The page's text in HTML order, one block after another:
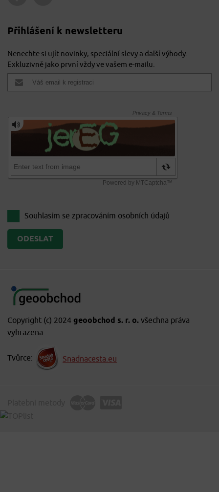
Přihlášení k newsletteru
Nenechte si ujít novinky, speciální slevy a další výhody.
Exkluzivně jako první vždy ve vašem e-mailu.
Souhlasím se zpracováním osobních údajů
Copyright (c) 2024 geoobchod s. r. o. všechna práva
vyhrazena
Tvůrce: Snadnacesta.eu